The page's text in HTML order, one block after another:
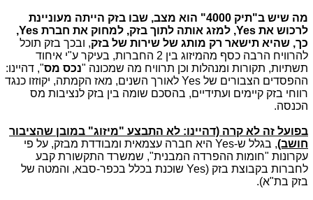
מה שיש ב"תיק 4000" הוא מצב, שבו
בזק הייתה מעוניינת
לרכוש את Yes, למזג אותה לתוך בזק, למחוק את חברת Yes,
כך, שהיא תישאר רק מותג של שירות של בזק, ובכך בזק תוכל
להרוויח הרבה כסף מהמיזוג בין 2 החברות, בעיקר ע"י איחוד
תשתיות, תקורות ומנהלות וכן תרוויח מה שמכונה "נכס מס", דהיינו:
ההפסדים הצבורים של Yes לאורך השנים, מאז הקמתה, יקוזזו כנגד
רווחי בזק קיימים ועתידיים, בהסכם שומה בין בזק לנציבות מס
הכנסה.
בפועל זה לא קרה (דהיינו: לא התבצע "מיזוג" במובן שהציבור
חושב)
, בגלל ש-Yes היא חברה עצמאית ומבודדת מבזק, על פי
עקרונות "חומות ההפרדה המבנית", שמשרד התקשורת קבע
לחברות בקבוצת בזק (Yes שוכנת בכלל בכפר-סבא, והמטה של
בזק בת"א).